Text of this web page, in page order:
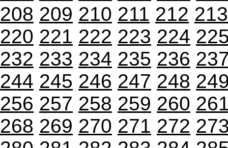
208 209 210 211 212 213
220 221 222 223 224
232 233 234 235 236
244 245 246 247 248
256 257 258 259 260
268 269 270 271 272